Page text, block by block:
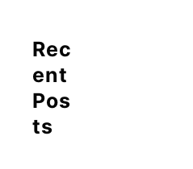
Rec
ent
Pos
ts